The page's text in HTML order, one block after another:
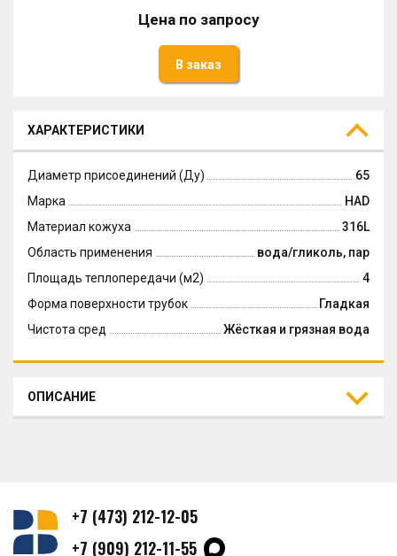
Цена по запросу
В заказ
ХАРАКТЕРИСТИКИ
Диаметр присоединений (Ду)
65
Марка
HAD
Материал кожуха
316L
Область применения
вода/гликоль, пар
Площадь теплопередачи (м2)
4
Форма поверхности трубок
Гладкая
Чистота сред
Жёсткая и грязная вода
ОПИСАНИЕ
+7 (473) 212-12-05
+7 (909) 212-11-55